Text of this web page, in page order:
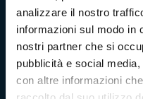
analizzare il nostro
informazioni sul modo in
nostri partner che si
pubblicità e social
con altre informazioni
Bandi di concorso
Richieste di accesso
Problemi di accessibilità